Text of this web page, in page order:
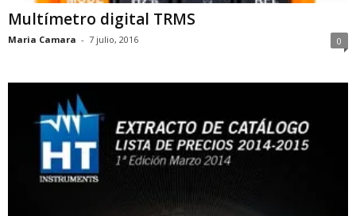
Multímetro digital TRMS
Maria Camara - 7 julio, 2016 0